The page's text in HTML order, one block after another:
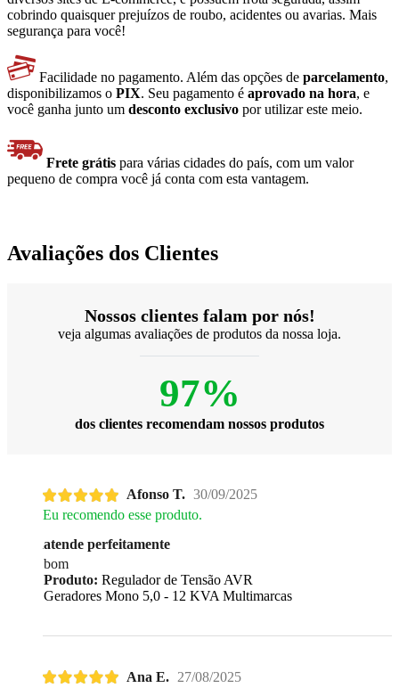
cobrindo quaisquer prejuízos de roubo, acidentes ou avarias. Mais
segurança para você!
Facilidade no pagamento. Além das opções de parcelamento,
disponibilizamos o PIX. Seu pagamento é aprovado na hora, e
você ganha junto um desconto exclusivo por utilizar este meio.
Frete grátis para várias cidades do país, com um valor
pequeno de compra você já conta com esta vantagem.
Avaliações dos Clientes
Nossos clientes falam por nós!
veja algumas avaliações de produtos da nossa loja.
97%
dos clientes recomendam nossos produtos
Afonso T. 30/09/2025
Eu recomendo esse produto.
atende perfeitamente
bom
Produto: Regulador de Tensão AVR
Geradores Mono 5,0 - 12 KVA Multimarcas
Ana E. 27/08/2025